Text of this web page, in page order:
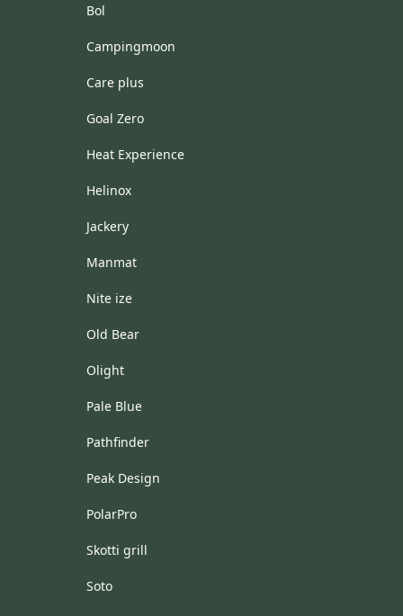
Bol
Campingmoon
Care plus
Goal Zero
Heat Experience
Helinox
Jackery
Manmat
Nite ize
Old Bear
Olight
Pale Blue
Pathfinder
Peak Design
PolarPro
Skotti grill
Soto